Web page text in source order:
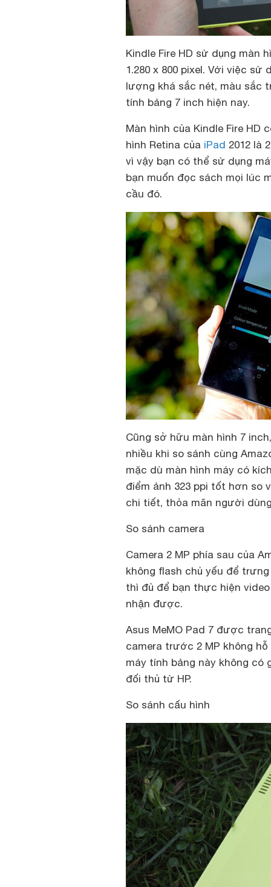
Kindle Fire HD sử dụng màn
1.280 x 800 pixel. Với việc sử
lượng khá sắc nét, màu sắc
tính bảng 7 inch hiện nay.
Màn hình của Kindle Fire HD
hình Retina của iPad 2012 là
vì vậy bạn có thể sử dụng
bạn muốn đọc sách mọi lúc
cầu đó.
Cũng sở hữu màn hình 7
nhiều khi so sánh cùng
mặc dù màn hình máy có
điểm ảnh 323 ppi tốt hơn so
chi tiết, thỏa mãn người
So sánh camera
Camera 2 MP phía sau của
không flash chủ yếu để
thì đủ để bạn thực hiện
nhận được.
Asus MeMO Pad 7 được
camera trước 2 MP không
máy tính bảng này không có
đối thủ từ HP.
So sánh cấu hình